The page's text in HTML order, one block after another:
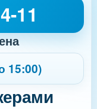
11
15:00)